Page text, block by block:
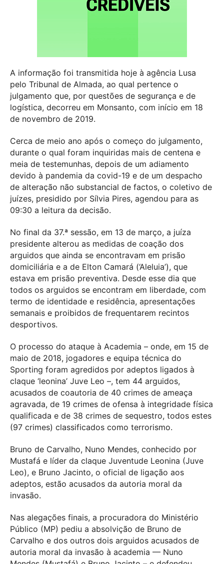
A informação foi transmitida hoje à agência Lusa
pelo Tribunal de Almada, ao qual pertence o
julgamento que, por questões de segurança e de
logística, decorreu em Monsanto, com início em 18
de novembro de 2019.
Cerca de meio ano após o começo do julgamento,
durante o qual foram inquiridas mais de centena e
meia de testemunhas, depois de um adiamento
devido à pandemia da covid-19 e de um despacho
de alteração não substancial de factos, o coletivo de
juízes, presidido por Sílvia Pires, agendou para as
09:30 a leitura da decisão.
No final da 37.ª sessão, em 13 de março, a juíza
presidente alterou as medidas de coação dos
arguidos que ainda se encontravam em prisão
domiciliária e a de Elton Camará (‘Aleluia’), que
estava em prisão preventiva. Desde esse dia que
todos os arguidos se encontram em liberdade, com
termo de identidade e residência, apresentações
semanais e proibidos de frequentarem recintos
desportivos.
O processo do ataque à Academia – onde, em 15 de
maio de 2018, jogadores e equipa técnica do
Sporting foram agredidos por adeptos ligados à
claque ‘leonina’ Juve Leo –, tem 44 arguidos,
acusados de coautoria de 40 crimes de ameaça
agravada, de 19 crimes de ofensa à integridade física
qualificada e de 38 crimes de sequestro, todos estes
(97 crimes) classificados como terrorismo.
Bruno de Carvalho, Nuno Mendes, conhecido por
Mustafá e líder da claque Juventude Leonina (Juve
Leo), e Bruno Jacinto, o oficial de ligação aos
adeptos, estão acusados da autoria moral da
invasão.
Nas alegações finais, a procuradora do Ministério
Público (MP) pediu a absolvição de Bruno de
Carvalho e dos outros dois arguidos acusados de
autoria moral da invasão à academia — Nuno